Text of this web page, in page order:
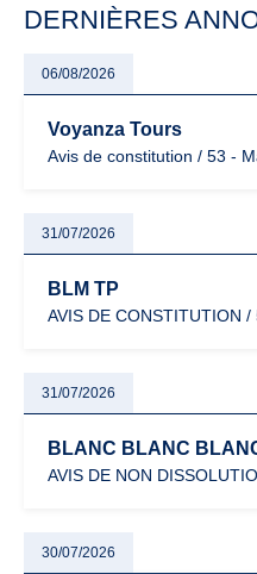
DERNIÈRES
06/08/2026
Voyanza Tours
Avis de constitution / 53 -
31/07/2026
BLM TP
AVIS DE CONSTITUTION
31/07/2026
BLANC BLANC
AVIS DE NON
30/07/2026